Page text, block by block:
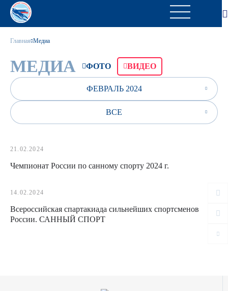
Главная Медиа
МЕДИА ФОТО ВИДЕО
ФЕВРАЛЬ 2024
ВСЕ
21.02.2024
Чемпионат России по санному спорту 2024 г.
14.02.2024
Всероссийская спартакиада сильнейших спортсменов
России. САННЫЙ СПОРТ